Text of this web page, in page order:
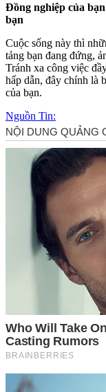
Đồng nghiệp của
bạn
Cuộc sống này thì
tảng bạn đang đứng,
Tránh xa công việc
hấp dẫn, đây chính là
của bạn.
Nguồn Tin: